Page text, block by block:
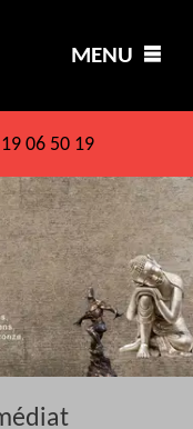
MENU
06 50 19